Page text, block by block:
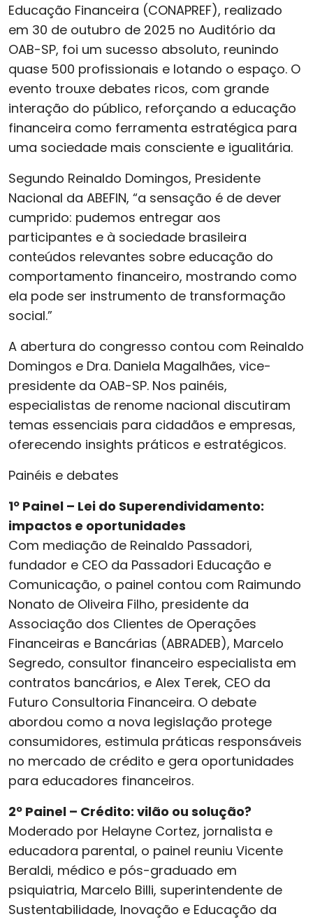
Educação Financeira (CONAPREF), realizado
em 30 de outubro de 2025 no Auditório da
OAB-SP, foi um sucesso absoluto, reunindo
quase 500 profissionais e lotando o espaço. O
evento trouxe debates ricos, com grande
interação do público, reforçando a educação
financeira como ferramenta estratégica para
uma sociedade mais consciente e igualitária.
Segundo Reinaldo Domingos, Presidente
Nacional da ABEFIN, “a sensação é de dever
cumprido: pudemos entregar aos
participantes e à sociedade brasileira
conteúdos relevantes sobre educação do
comportamento financeiro, mostrando como
ela pode ser instrumento de transformação
social.”
A abertura do congresso contou com Reinaldo
Domingos e Dra. Daniela Magalhães, vice-
presidente da OAB-SP. Nos painéis,
especialistas de renome nacional discutiram
temas essenciais para cidadãos e empresas,
oferecendo insights práticos e estratégicos.
Painéis e debates
1º Painel – Lei do Superendividamento:
impactos e oportunidades
Com mediação de Reinaldo Passadori,
fundador e CEO da Passadori Educação e
Comunicação, o painel contou com Raimundo
Nonato de Oliveira Filho, presidente da
Associação dos Clientes de Operações
Financeiras e Bancárias (ABRADEB), Marcelo
Segredo, consultor financeiro especialista em
contratos bancários, e Alex Terek, CEO da
Futuro Consultoria Financeira. O debate
abordou como a nova legislação protege
consumidores, estimula práticas responsáveis
no mercado de crédito e gera oportunidades
para educadores financeiros.
2º Painel – Crédito: vilão ou solução?
Moderado por Helayne Cortez, jornalista e
educadora parental, o painel reuniu Vicente
Beraldi, médico e pós-graduado em
psiquiatria, Marcelo Billi, superintendente de
Sustentabilidade, Inovação e Educação da